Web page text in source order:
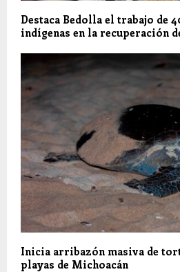
Destaca Bedolla el trabajo de
indígenas en la recuperación
Inicia arribazón masiva de
playas de Michoacán